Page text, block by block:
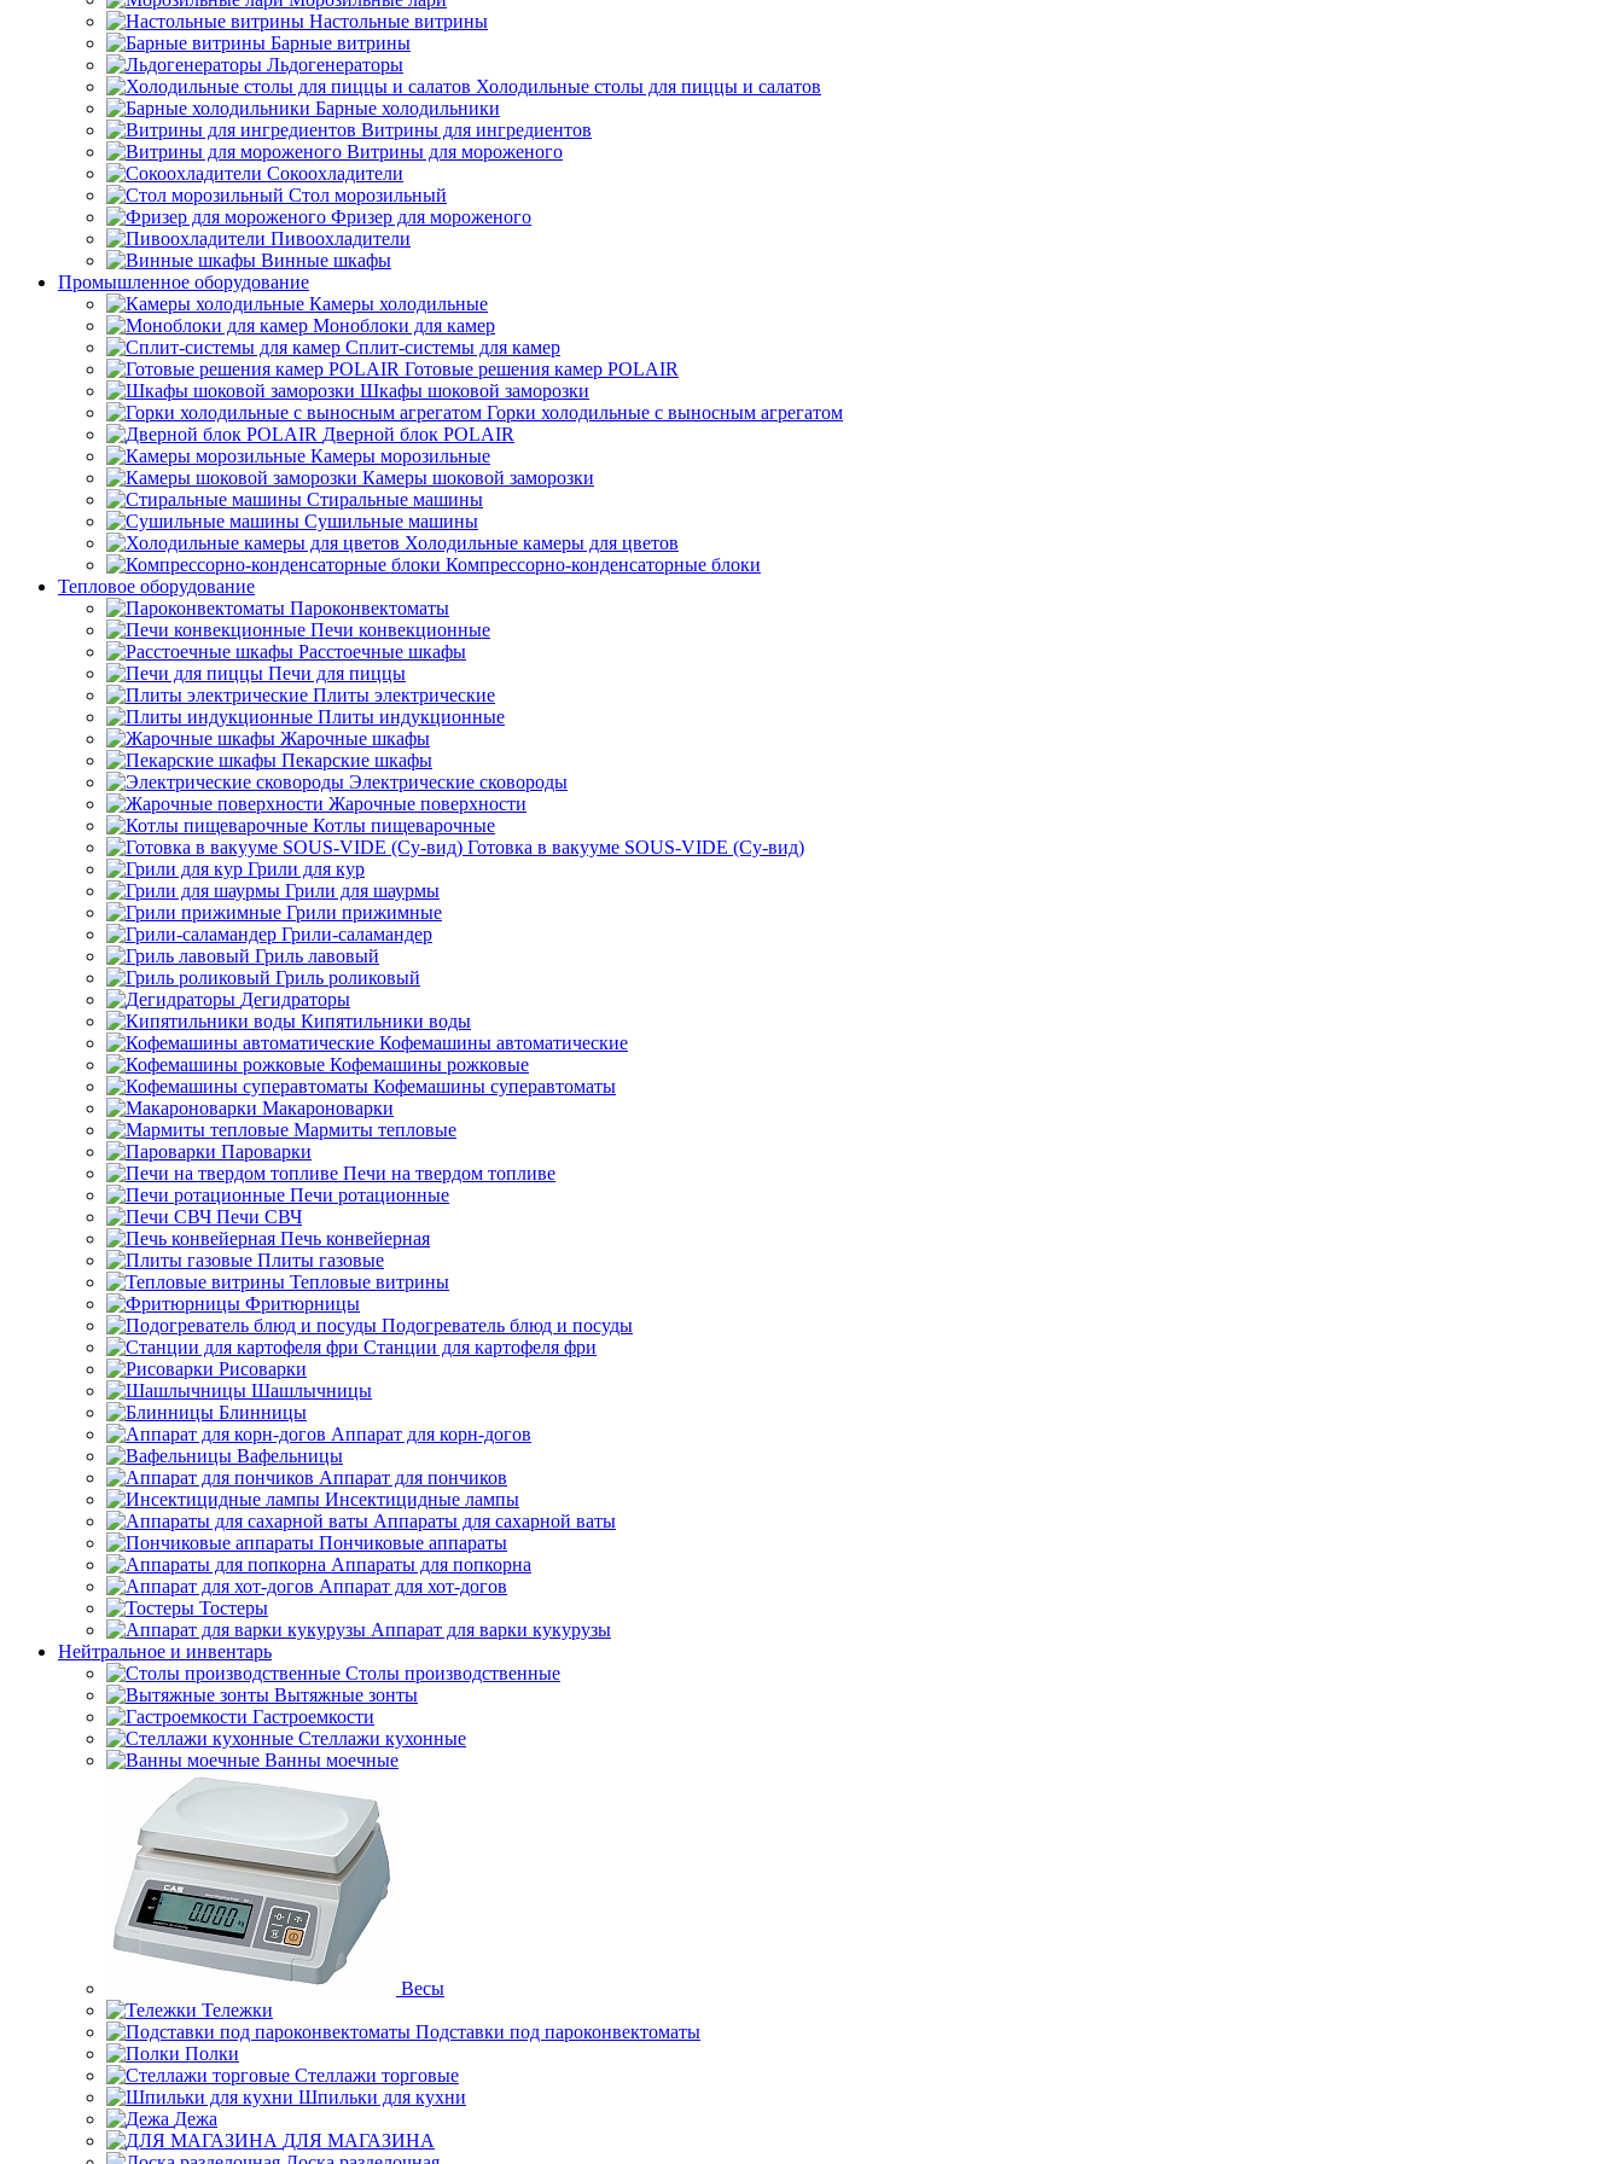
Настольные витрины
Барные витрины
Льдогенераторы
Холодильные столы для пиццы и салатов
Барные холодильники
Витрины для ингредиентов
Витрины для мороженого
Сокоохладители
Стол морозильный
Фризер для мороженого
Пивоохладители
Винные шкафы
Промышленное оборудование
Камеры холодильные
Моноблоки для камер
Сплит-системы для камер
Готовые решения камер POLAIR
Шкафы шоковой заморозки
Горки холодильные с выносным агрегатом
Дверной блок POLAIR
Камеры морозильные
Камеры шоковой заморозки
Стиральные машины
Сушильные машины
Холодильные камеры для цветов
Компрессорно-конденсаторные блоки
Тепловое оборудование
Пароконвектоматы
Печи конвекционные
Расстоечные шкафы
Печи для пиццы
Плиты электрические
Плиты индукционные
Жарочные шкафы
Пекарские шкафы
Электрические сковороды
Жарочные поверхности
Котлы пищеварочные
Готовка в вакууме SOUS-VIDE (Су-вид)
Грили для кур
Грили для шаурмы
Грили прижимные
Грили-саламандер
Гриль лавовый
Гриль роликовый
Дегидраторы
Кипятильники воды
Кофемашины автоматические
Кофемашины рожковые
Кофемашины суперавтоматы
Макароноварки
Мармиты тепловые
Пароварки
Печи на твердом топливе
Печи ротационные
Печи СВЧ
Печь конвейерная
Плиты газовые
Тепловые витрины
Фритюрницы
Подогреватель блюд и посуды
Станции для картофеля фри
Рисоварки
Шашлычницы
Блинницы
Аппарат для корн-догов
Вафельницы
Аппарат для пончиков
Инсектицидные лампы
Аппараты для сахарной ваты
Пончиковые аппараты
Аппараты для попкорна
Аппарат для хот-догов
Тостеры
Аппарат для варки кукурузы
Нейтральное и инвентарь
Столы производственные
Вытяжные зонты
Гастроемкости
Стеллажи кухонные
Ванны моечные
Весы
Тележки
Подставки под пароконвектоматы
Полки
Стеллажи торговые
Шпильки для кухни
Дежа
ДЛЯ МАГАЗИНА